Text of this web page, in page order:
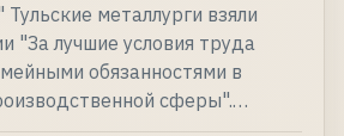
металлурги взяли
"За лучшие условия труда
обязанностями в
сферы".…